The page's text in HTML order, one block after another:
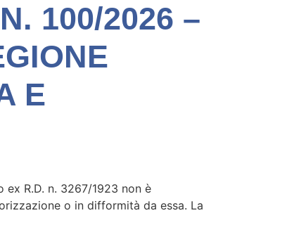
100/2026 –
E
R.D. n. 3267/1923 non è
o in difformità da essa. La